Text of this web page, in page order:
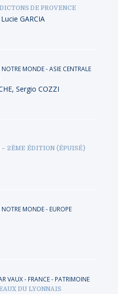
DE PROVENCE
Lucie GARCIA
NOTRE MONDE-ASIE CENTRALE
,Sergio COZZI
– 2ÈME ÉDITION (ÉPUISÉ)
NOTRE MONDE- EUROPE
VAUX- FRANCE- PATRIMOINE
DU LYONNAIS